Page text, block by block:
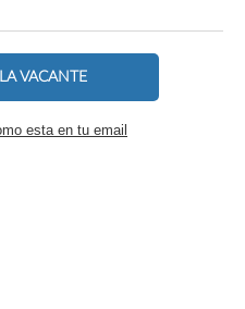
VACANTE
esta en tu email